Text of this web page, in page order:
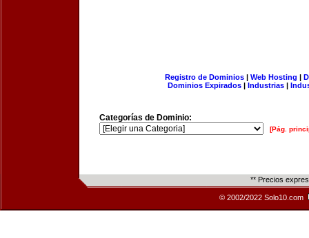
Registro de Dominios| Web Hosting |
Dominios Expirados | Industrias |
Categorías de Dominio:
[Pág.
** Precios
© 2002/2022 Solo10.com